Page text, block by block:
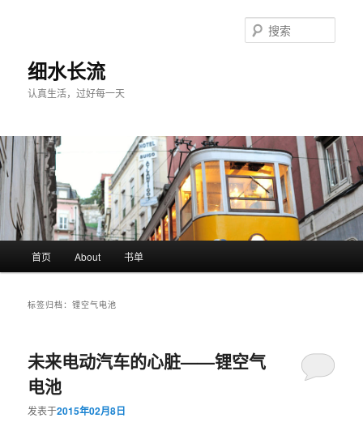
细水长流
认真生活，过好每一天
索
首页 About 书单
标签归档：锂空气电池
未来电动汽车的心脏——锂空气
电池
发表于2015年02月8日